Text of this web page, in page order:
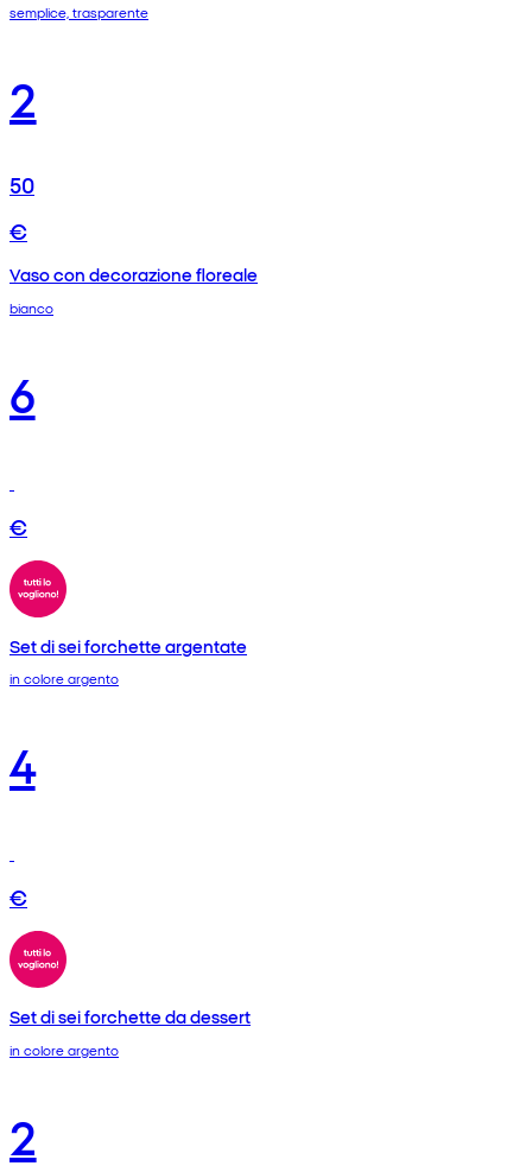
semplice, trasparente
2
50
€
Vaso con decorazione floreale
bianco
6
€
Set di sei forchette argentate
in colore argento
4
€
Set di sei forchette da dessert
in colore argento
2